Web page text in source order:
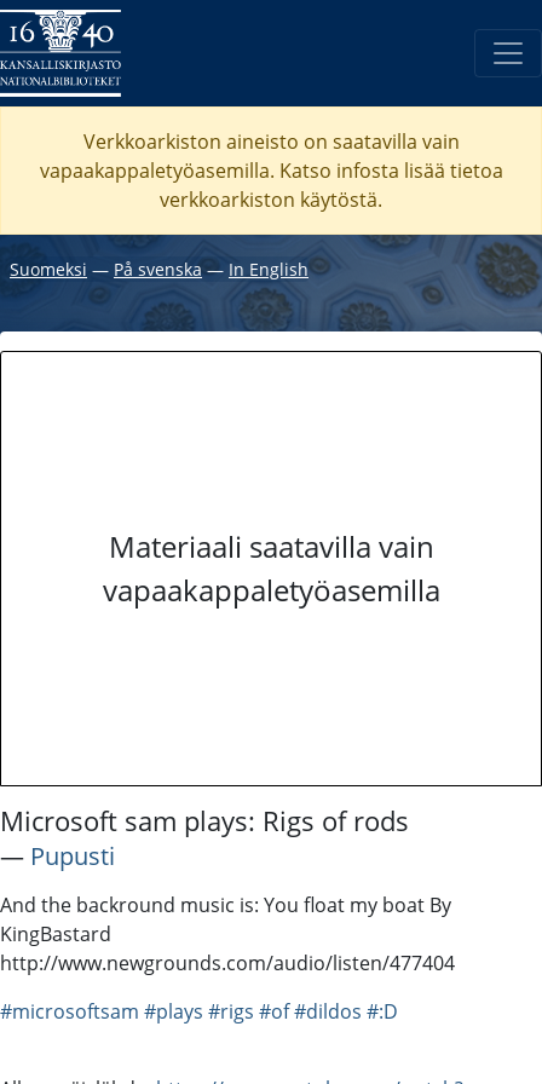
Verkkoarkiston aineisto on saatavilla vain
vapaakappaletyöasemilla. Katso infosta lisää tietoa
verkkoarkiston käytöstä.
Suomeksi ― På svenska ― In English
Materiaali saatavilla vain
vapaakappaletyöasemilla
Microsoft sam plays: Rigs of rods
― Pupusti
And the backround music is: You float my boat By
KingBastard
http://www.newgrounds.com/audio/listen/477404
#microsoftsam #plays #rigs #of#dildos #:D